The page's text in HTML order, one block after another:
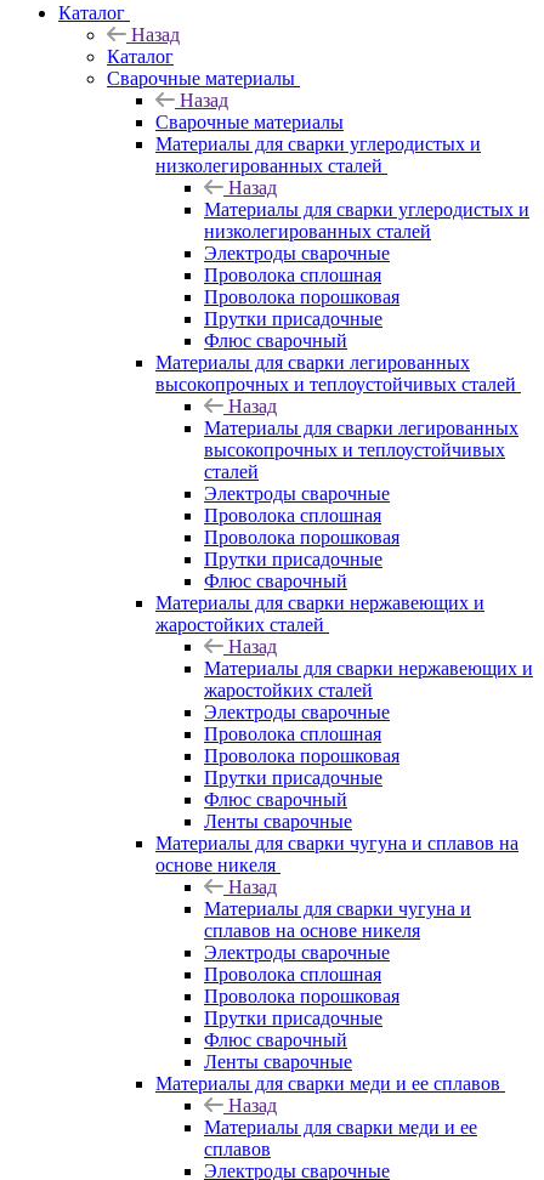
Каталог
Назад
Каталог
Сварочные материалы
Назад
Сварочные материалы
Материалы для сварки углеродистых и
низколегированных сталей
Назад
Материалы для сварки углеродистых и
низколегированных сталей
Электроды сварочные
Проволока сплошная
Проволока порошковая
Прутки присадочные
Флюс сварочный
Материалы для сварки легированных
высокопрочных и теплоустойчивых сталей
Назад
Материалы для сварки легированных
высокопрочных и теплоустойчивых
сталей
Электроды сварочные
Проволока сплошная
Проволока порошковая
Прутки присадочные
Флюс сварочный
Материалы для сварки нержавеющих и
жаростойких сталей
Назад
Материалы для сварки нержавеющих и
жаростойких сталей
Электроды сварочные
Проволока сплошная
Проволока порошковая
Прутки присадочные
Флюс сварочный
Ленты сварочные
Материалы для сварки чугуна и сплавов на
основе никеля
Назад
Материалы для сварки чугуна и
сплавов на основе никеля
Электроды сварочные
Проволока сплошная
Проволока порошковая
Прутки присадочные
Флюс сварочный
Ленты сварочные
Материалы для сварки меди и ее сплавов
Назад
Материалы для сварки меди и ее
сплавов
Электроды сварочные